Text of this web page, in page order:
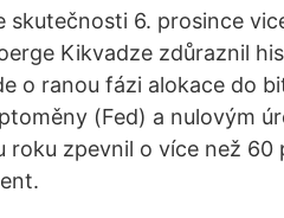
skutečnosti 6. prosince
Kikvadze zdůraznil
o ranou fázi alokace do
(Fed) a nulovým
roku zpevnil o více než